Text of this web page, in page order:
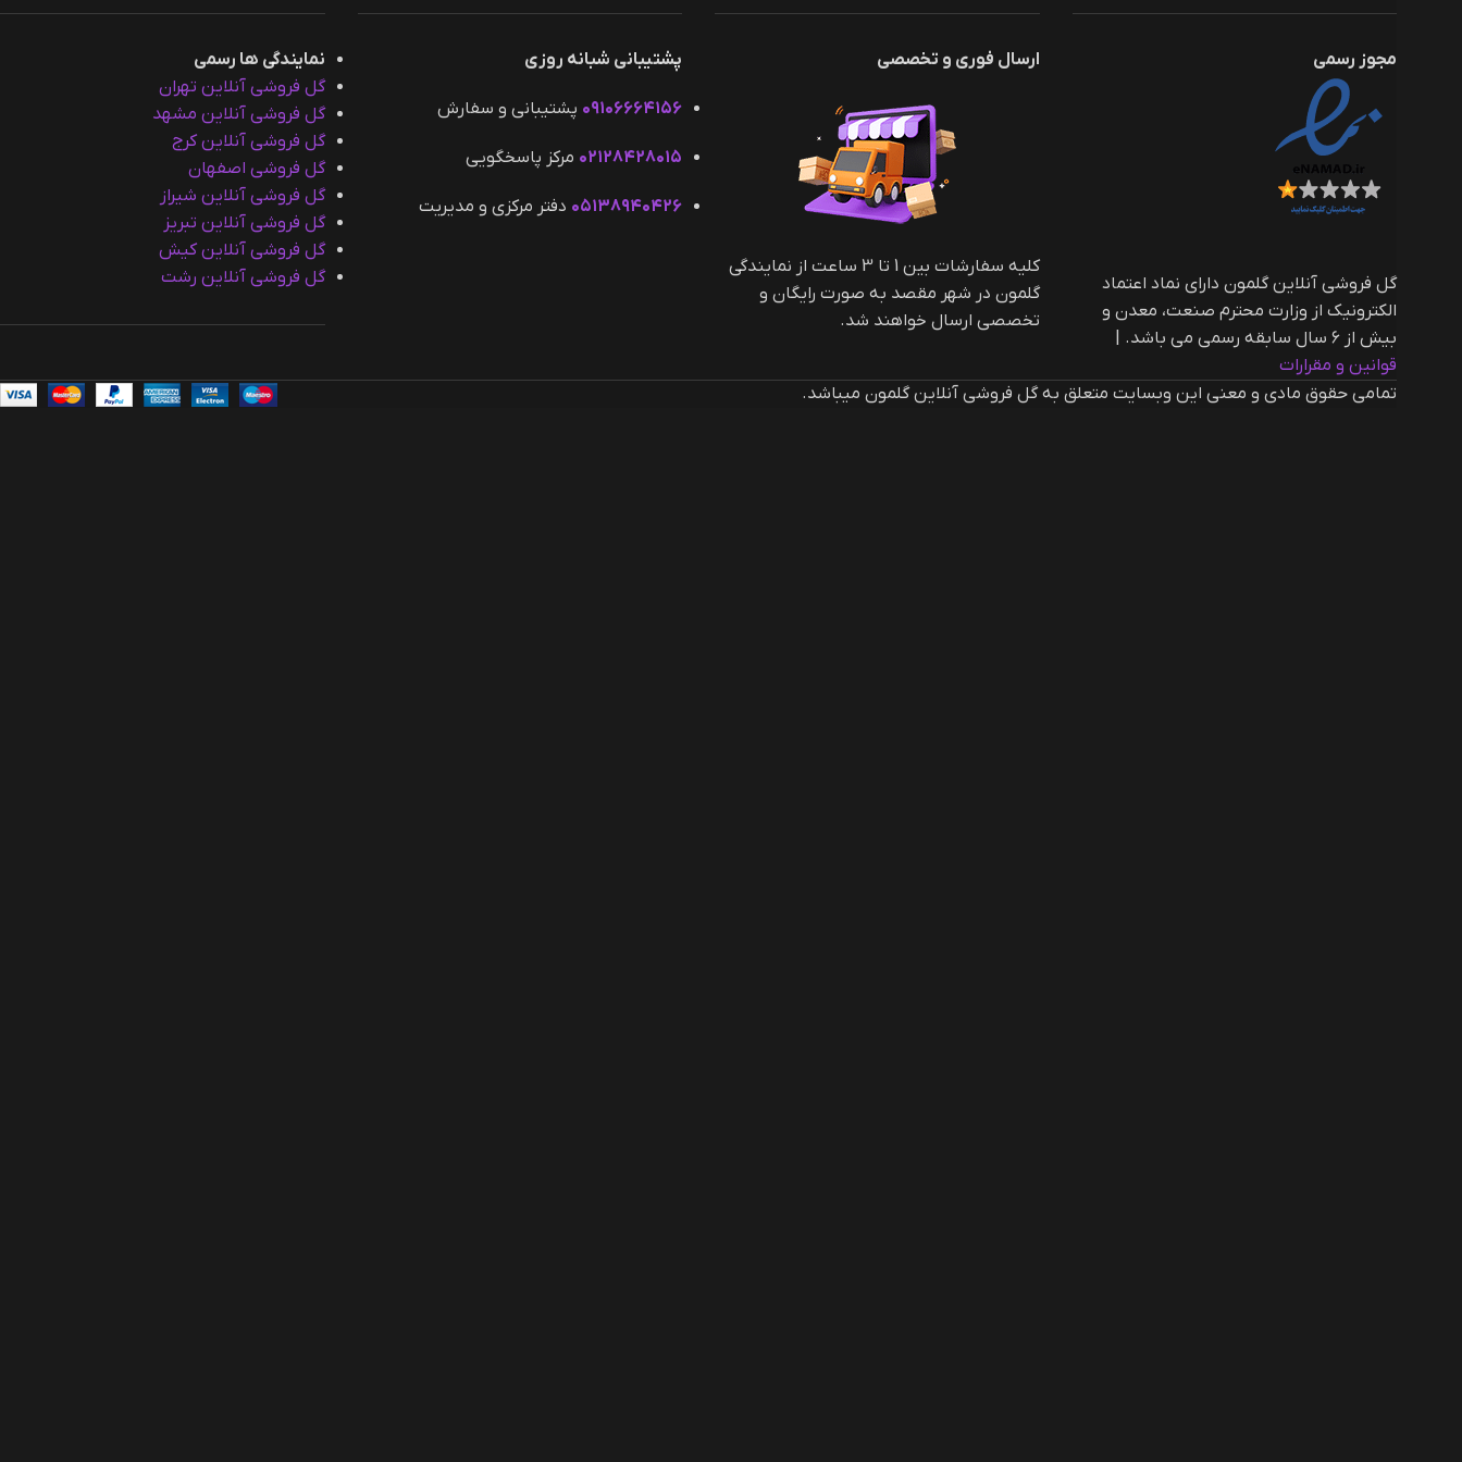
مجوز رسمی
گل فروشی آنلاین گلمون دارای نماد اعتماد
الکترونیک از وزارت محترم صنعت، معدن و
بیش از ۶ سال سابقه رسمی می باشد. |‌
قوانین و مقرارات
ارسال فوری و تخصصی
کلیه سفارشات بین 1 تا 3 ساعت از نمایندگی
گلمون در شهر مقصد به صورت رایگان و
تخصصی ارسال خواهند شد.
پشتیبانی شبانه روزی
۰۹۱۰۶۶۶۴۱۵۶ پشتیبانی و سفارش
۰۲۱۲۸۴۲۸۰۱۵ مرکز پاسخگویی
۰۵۱۳۸۹۴۰۴۲۶ دفتر مرکزی و مدیریت
نمایندگی ها رسمی
گل فروشی آنلاین تهران
گل فروشی آنلاین مشهد
گل فروشی آنلاین کرج
گل فروشی اصفهان
گل فروشی آنلاین شیراز
گل فروشی آنلاین تبریز
گل فروشی آنلاین کیش
گل فروشی آنلاین رشت
تمامی حقوق مادی و معنی این وبسایت متعلق به گل فروشی آنلاین گلمون میباشد.